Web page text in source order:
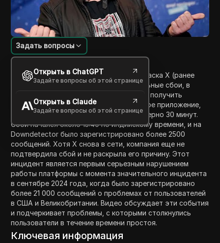
Введение в содержание
Задать вопросы
Открыть в ChatGPT
Задайте вопросы об этой странице
Открыть в Claude
Задайте вопросы об этой странице
10 марта 2025 года платформа Элонa Маска X (ранее
известная как Twitter) испытала глобальные сбои, в
результате чего пользователи не могли получить
доступ к платформе как через мобильное приложение,
так и через веб-версию в течение примерно 30 минут.
Сбой начался около 15:40 по индийскому времени, и на
Downdetector было зарегистрировано более 2500
сообщений. Хотя X снова в сети, компания еще не
подтвердила сбой и не раскрыла его причину. Этот
инцидент является первым серьезным нарушением
работы платформы с момента значительного инцидента
в сентябре 2024 года, когда было зарегистрировано
более 21 000 сообщений о проблемах от пользователей
в США и Великобритании. Видео обсуждает эти события
и подчеркивает проблемы, с которыми столкнулись
пользователи в течение времени простоя.
Ключевая информация